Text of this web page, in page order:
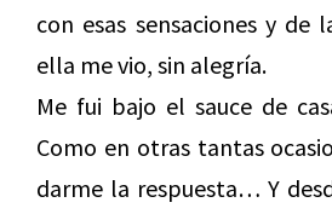
con esas sensaciones y de
ella me vio, sin alegría.
Me fui bajo el sauce de
Como en otras tantas
darme la respuesta… Y